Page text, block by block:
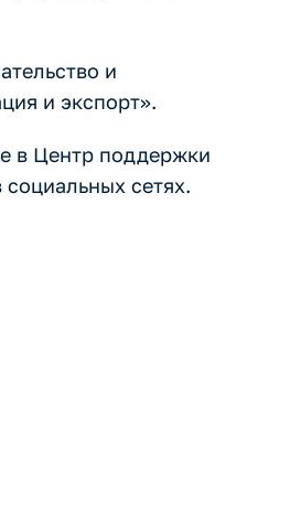
и
и экспорт».
в Центр поддержки
сетях.